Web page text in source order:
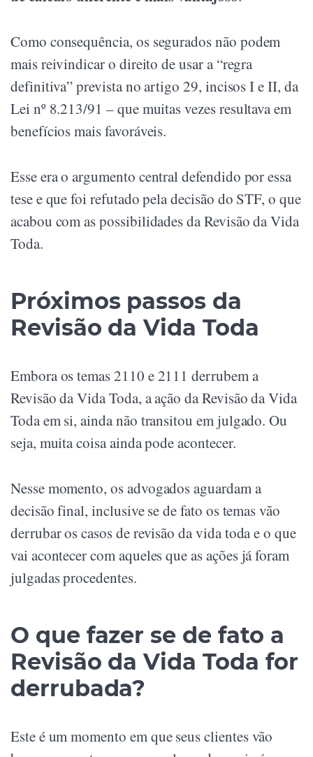
Como consequência, os segurados não podem
mais reivindicar o direito de usar a “regra
definitiva” prevista no artigo 29, incisos I e II, da
Lei nº 8.213/91 – que muitas vezes resultava em
benefícios mais favoráveis.
Esse era o argumento central defendido por essa
tese e que foi refutado pela decisão do STF, o que
acabou com as possibilidades da Revisão da Vida
Toda.
Próximos passos da
Revisão da Vida Toda
Embora os temas 2110 e 2111 derrubem a
Revisão da Vida Toda, a ação da Revisão da Vida
Toda em si, ainda não transitou em julgado. Ou
seja, muita coisa ainda pode acontecer.
Nesse momento, os advogados aguardam a
decisão final, inclusive se de fato os temas vão
derrubar os casos de revisão da vida toda e o que
vai acontecer com aqueles que as ações já foram
julgadas procedentes.
O que fazer se de fato a
Revisão da Vida Toda for
derrubada?
Este é um momento em que seus clientes vão